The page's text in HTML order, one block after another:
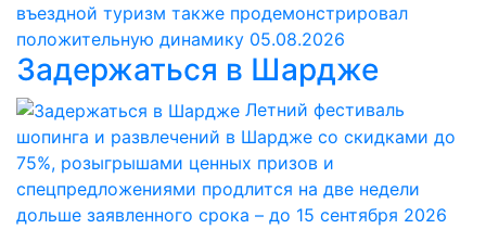
въездной туризм также продемонстрировал
положительную динамику 05.08.2026
Задержаться в Шардже
Летний фестиваль
шопинга и развлечений в Шардже со скидками до
75%, розыгрышами ценных призов и
спецпредложениями продлится на две недели
дольше заявленного срока – до 15 сентября 2026